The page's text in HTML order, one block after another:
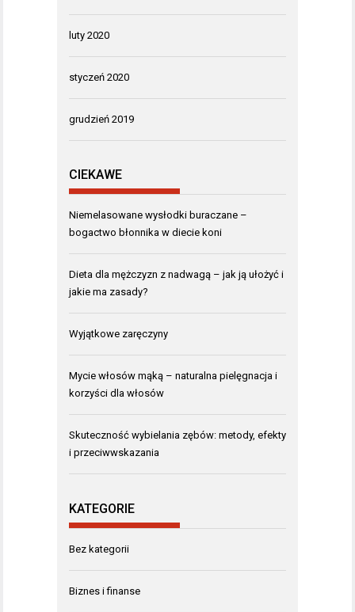
luty 2020
styczeń 2020
grudzień 2019
CIEKAWE
Niemelasowane wysłodki buraczane –
bogactwo błonnika w diecie koni
Dieta dla mężczyzn z nadwagą – jak ją ułożyć i
jakie ma zasady?
Wyjątkowe zaręczyny
Mycie włosów mąką – naturalna pielęgnacja i
korzyści dla włosów
Skuteczność wybielania zębów: metody, efekty
i przeciwwskazania
KATEGORIE
Bez kategorii
Biznes i finanse